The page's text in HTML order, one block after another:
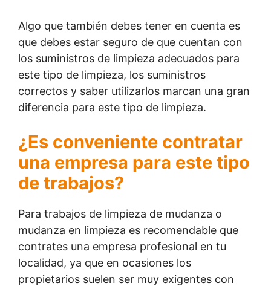
Algo que también debes tener en cuenta es
que debes estar seguro de que cuentan con
los suministros de limpieza adecuados para
este tipo de limpieza, los suministros
correctos y saber utilizarlos marcan una gran
diferencia para este tipo de limpieza.
¿Es conveniente contratar
una empresa para este tipo
de trabajos?
Para trabajos de limpieza de mudanza o
mudanza en limpieza es recomendable que
contrates una empresa profesional en tu
localidad, ya que en ocasiones los
propietarios suelen ser muy exigentes con